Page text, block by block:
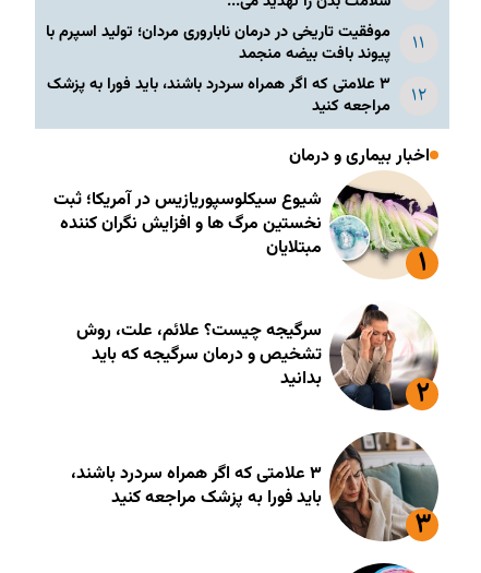
موفقیت تاریخی در درمان ناباروری مردان؛ تولید اسپرم با
پیوند بافت بیضه منجمد
۳ علامتی که اگر همراه سردرد باشند، باید فورا به پزشک
مراجعه کنید
اخبار بیماری و درمان
شیوع سیکلوسپوریازیس در آمریکا؛ ثبت
نخستین مرگ ها و افزایش نگران کننده
مبتلایان
سرگیجه چیست؟ علائم، علت، روش
تشخیص و درمان سرگیجه که باید
بدانید
۳ علامتی که اگر همراه سردرد باشند،
باید فورا به پزشک مراجعه کنید